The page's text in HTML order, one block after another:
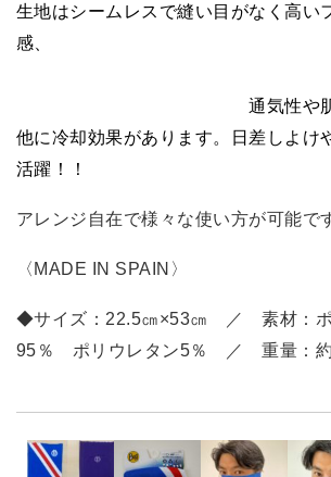
生地はシームレスで縫い目がなく高い
感
通気性や
他に冷却効果があります。
日差しよけ
活躍！！
アレンジ自在で様々な使い方が可能で
〈MADE IN SPAIN〉
◆サイズ：22.5㎝×53㎝ ／ 素材：ポ
95％ ポリウレタン5％ ／ 重量：